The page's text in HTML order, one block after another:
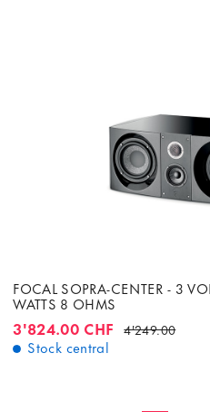
FOCAL SOPRA-CENTER - 3
WATTS 8 OHMS
3'824.00 CHF 4'249.00
Stock central